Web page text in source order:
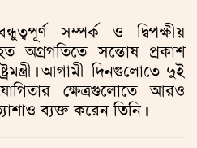
সম্পর্ক ও দ্বিপক্ষীয়
অগ্রগতিতে সন্তোষ প্রকাশ
আগামী দিনগুলোতে দুই
ক্ষেত্রগুলোতে আরও
ব্যক্ত করেন তিনি।